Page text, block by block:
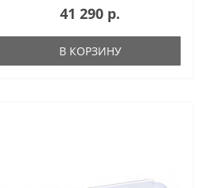
41 290 р.
В КОРЗИНУ